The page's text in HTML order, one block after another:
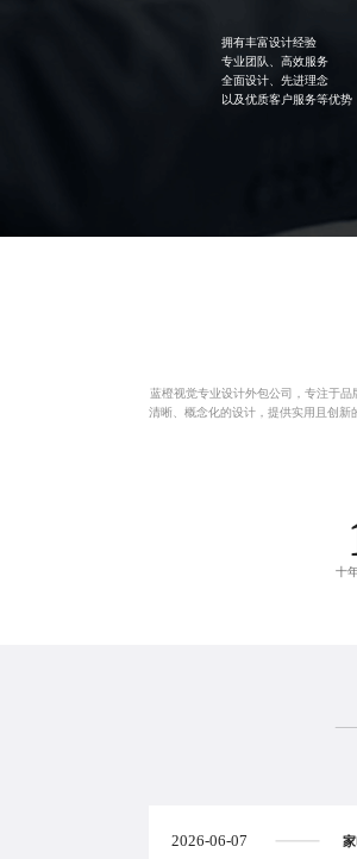
拥有丰富设计经验
专业团队、高效服务
全面设计、先进理念
以及优质客户服务等优势
蓝橙视觉专业设计外包公司
，专注于
清晰、概念化的设计，提供实用且创
十
2026-06-07